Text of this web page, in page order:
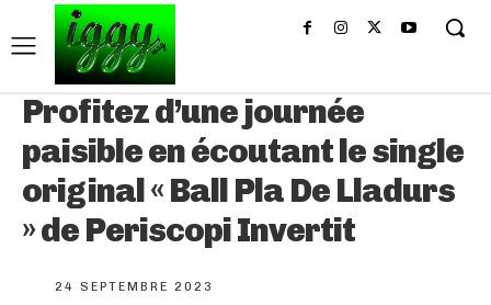
Profitez d’une journée
paisible en écoutant le single
original « Ball Pla De Lladurs
» de Periscopi Invertit
24 SEPTEMBRE 2023